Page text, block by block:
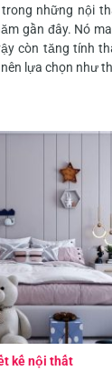
những nội
gần đây. Nó
còn tăng tính
lựa chọn như
kế nội thất